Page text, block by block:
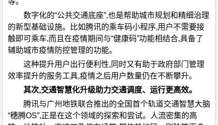
数字化的“公共交通底座”,也是帮助城市规划和精细治理
的新型基础设施。比如腾讯的乘车码小程序,用户不需要接
触即可乘车,而且在疫情期间与“健康码”功能相结合,具备了
辅助城市疫情防控管理的功能。
这种提升用户出行便利性,同时又有助于政府部门管理
效率提升的服务工具,疫情之后用户数量仍在不断攀升。
其次,交通智慧化升级助力交通调度、运行更高效。
腾讯与广州地铁联合推出的全国首个轨道交通智慧大脑
“穗腾OS”,正是在这个领域的探索和尝试。人流密集的高